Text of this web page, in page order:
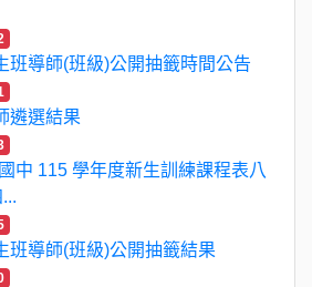
班導師(班級)公開抽籤時間公告
遴選結果
中 115 學年度新生訓練課程表八
班導師(班級)公開抽籤結果